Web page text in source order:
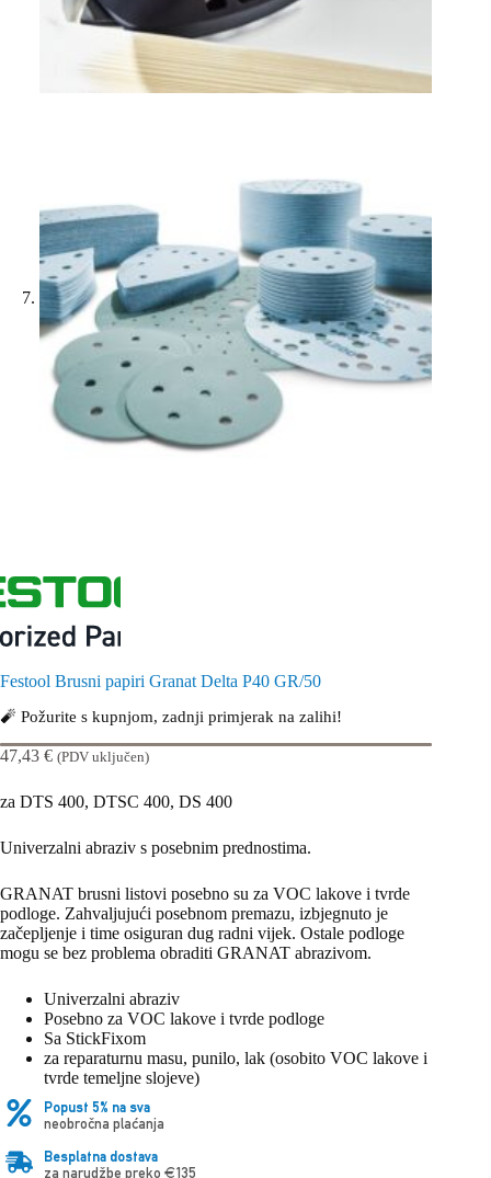
Festool Brusni papiri Granat Delta P40 GR/50
🧨 Požurite s kupnjom, zadnji primjerak na zalihi!
47,43 € (PDV uključen)
za DTS 400, DTSC 400, DS 400
Univerzalni abraziv s posebnim prednostima.
GRANAT brusni listovi posebno su za VOC lakove i tvrde
podloge. Zahvaljujući posebnom premazu, izbjegnuto je
začepljenje i time osiguran dug radni vijek. Ostale podloge
mogu se bez problema obraditi GRANAT abrazivom.
Univerzalni abraziv
Posebno za VOC lakove i tvrde podloge
Sa StickFixom
za reparaturnu masu, punilo, lak (osobito VOC lakove i
tvrde temeljne slojeve)
Popust 5% na sva
neobročna plaćanja
Besplatna dostava
za narudžbe preko €135